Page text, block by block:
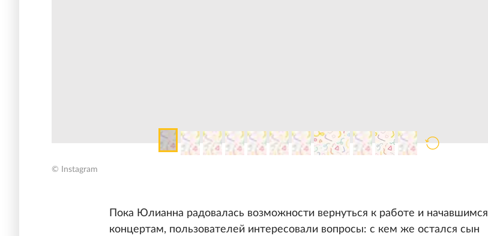
© Instagram
Пока Юлианна радовалась возможности вернуться к работе и начавшимся
концертам, пользователей интересовали вопросы: с кем же остался сын